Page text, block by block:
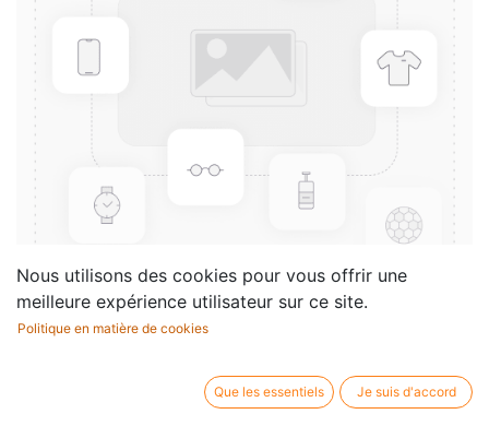
Sonata Forms
Charles Rosen
Nous utilisons des cookies pour vous offrir une
meilleure expérience utilisateur sur ce site.
Politique en matière de cookies
Que les essentiels Je suis d'accord